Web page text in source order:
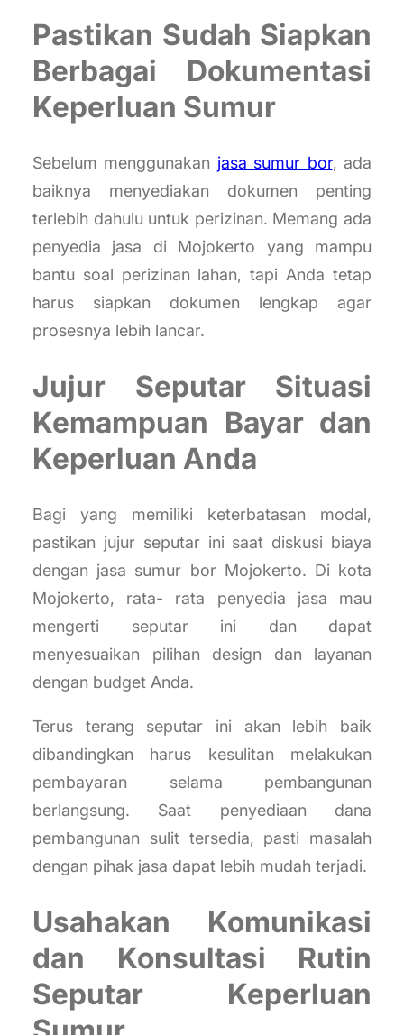
Pastikan Sudah Siapkan
Berbagai Dokumentasi
Keperluan Sumur
Sebelum menggunakan jasa sumur bor, ada
baiknya menyediakan dokumen penting
terlebih dahulu untuk perizinan. Memang ada
penyedia jasa di Mojokerto yang mampu
bantu soal perizinan lahan, tapi Anda tetap
harus siapkan dokumen lengkap agar
prosesnya lebih lancar.
Jujur Seputar Situasi
Kemampuan Bayar dan
Keperluan Anda
Bagi yang memiliki keterbatasan modal,
pastikan jujur seputar ini saat diskusi biaya
dengan jasa sumur bor Mojokerto. Di kota
Mojokerto, rata- rata penyedia jasa mau
mengerti seputar ini dan dapat
menyesuaikan pilihan design dan layanan
dengan budget Anda.
Terus terang seputar ini akan lebih baik
dibandingkan harus kesulitan melakukan
pembayaran selama pembangunan
berlangsung. Saat penyediaan dana
pembangunan sulit tersedia, pasti masalah
dengan pihak jasa dapat lebih mudah terjadi.
Usahakan Komunikasi
dan Konsultasi Rutin
Seputar Keperluan